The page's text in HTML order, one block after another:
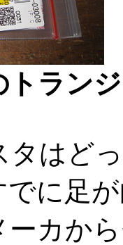
ラン
タはど
でに足
ーカか